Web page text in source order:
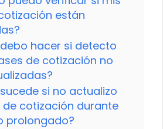
están
hacer si detecto
de cotización no
si no actualizo
de cotización durante
prolongado?